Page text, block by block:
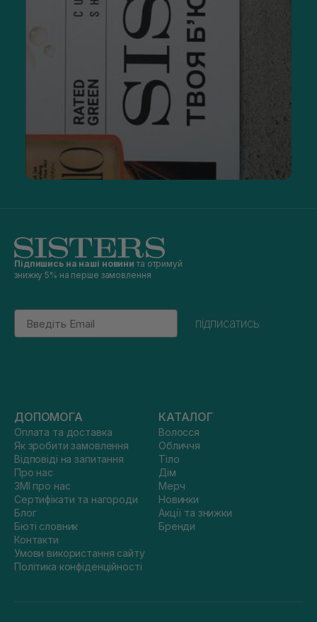
Підпишись на наші новини та отримуй
знижку 5% на перше замовлення
Email
підписатись
ДОПОМОГА
Оплата та доставка
Як зробити замовлення
Відповіді на запитання
Про нас
ЗМІ про нас
Сертифікати та нагороди
Блог
Бюті словник
Контакти
Умови використання сайту
Політика конфіденційності
КАТАЛОГ
Волосся
Обличчя
Тіло
Дім
Мерч
Новинки
Акції та знижки
Бренди